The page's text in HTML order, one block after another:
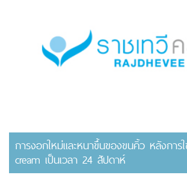
การงอกใหม่และหนาขึ้นของขนคิ้ว หลังการ
cream เป็นเวลา 24 สัปดาห์